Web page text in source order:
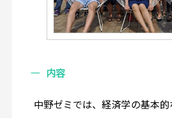
内容
中野ゼミでは、経済学の基本